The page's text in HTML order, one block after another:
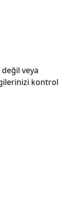
veya
kontrol